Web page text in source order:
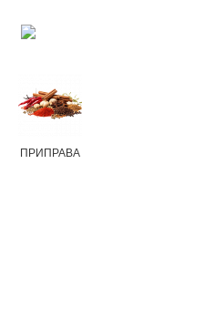
ПРИПРАВА